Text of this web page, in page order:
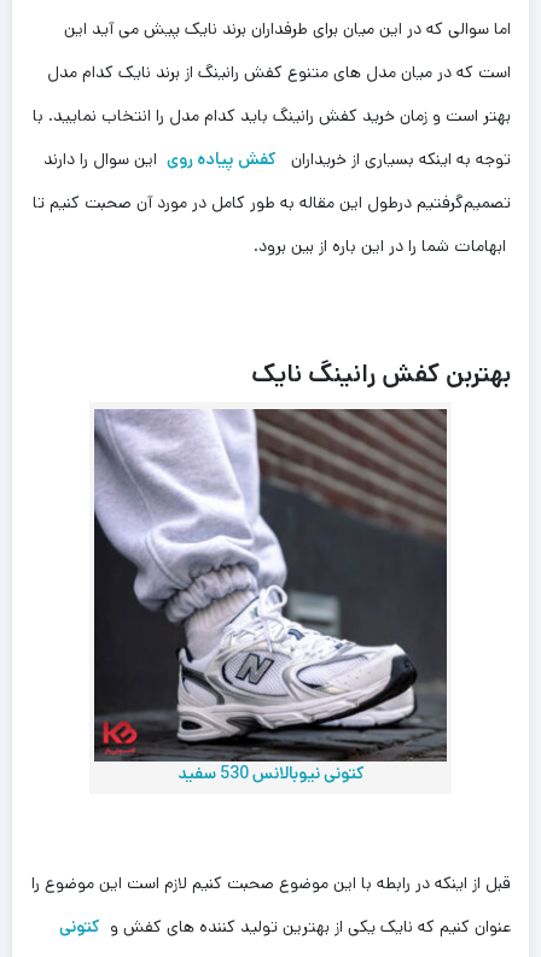
اما سوالی که در این میان برای طرفداران برند نایک پیش می آید این
است که در میان مدل های متنوع کفش رانینگ از برند نایک کدام ‌مدل
بهتر است و زمان خرید کفش رانینگ باید کدام مدل را انتخاب نمایید. با
توجه به اینکه بسیاری از خریداران کفش پیاده روی این سوال را دارند
تصمیم‌گرفتیم درطول این مقاله به طور کامل در مورد آن صحبت کنیم تا
ابهامات ‌شما را در این باره از بین برود.
بهتربن کفش رانینگ نایک
کتونی نیوبالانس 530 سفید
قبل از اینکه در رابطه با این موضوع صحبت کنیم لازم است این موضوع را
عنوان کنیم که نایک یکی از بهترین تولید کننده های کفش و کتونی